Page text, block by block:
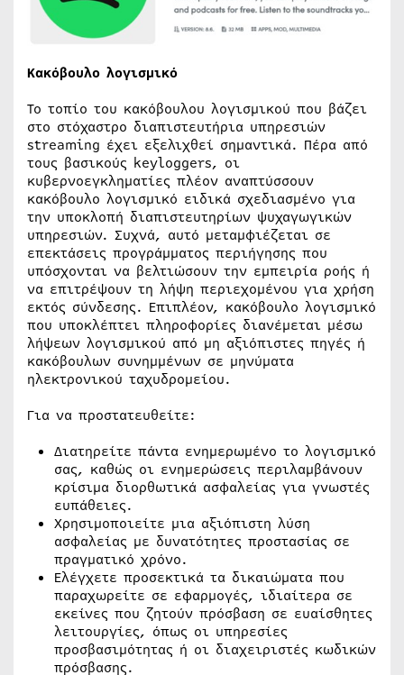
Κακόβουλο λογισμικό
Το τοπίο του κακόβουλου λογισμικού που βάζει
στο στόχαστρο διαπιστευτήρια υπηρεσιών
streaming έχει εξελιχθεί σημαντικά. Πέρα από
τους βασικούς keyloggers, οι
κυβερνοεγκληματίες πλέον αναπτύσσουν
κακόβουλο λογισμικό ειδικά σχεδιασμένο για
την υποκλοπή διαπιστευτηρίων ψυχαγωγικών
υπηρεσιών. Συχνά, αυτό μεταμφιέζεται σε
επεκτάσεις προγράμματος περιήγησης που
υπόσχονται να βελτιώσουν την εμπειρία ροής ή
να επιτρέψουν τη λήψη περιεχομένου για χρήση
εκτός σύνδεσης. Επιπλέον, κακόβουλο λογισμικό
που υποκλέπτει πληροφορίες διανέμεται μέσω
λήψεων λογισμικού από μη αξιόπιστες πηγές ή
κακόβουλων συνημμένων σε μηνύματα
ηλεκτρονικού ταχυδρομείου.
Για να προστατευθείτε:
Διατηρείτε πάντα ενημερωμένο το λογισμικό
σας, καθώς οι ενημερώσεις περιλαμβάνουν
κρίσιμα διορθωτικά ασφαλείας για γνωστές
ευπάθειες.
Χρησιμοποιείτε μια αξιόπιστη λύση
ασφαλείας με δυνατότητες προστασίας σε
πραγματικό χρόνο.
Ελέγχετε προσεκτικά τα δικαιώματα που
παραχωρείτε σε εφαρμογές, ιδιαίτερα σε
εκείνες που ζητούν πρόσβαση σε ευαίσθητες
λειτουργίες, όπως οι υπηρεσίες
προσβασιμότητας ή οι διαχειριστές κωδικών
πρόσβασης.